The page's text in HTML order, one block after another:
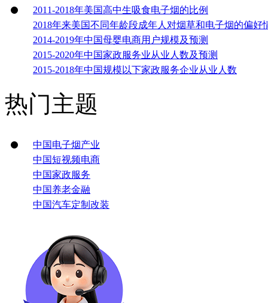
2011-2018年美国高中生吸食电子烟的比例
2018年来美国不同年龄段成年人对烟草和电子烟的偏好
2014-2019年中国母婴电商用户规模及预测
2015-2020年中国家政服务业从业人数及预测
2015-2018年中国规模以下家政服务企业从业人数
热门主题
中国电子烟产业
中国短视频电商
中国家政服务
中国养老金融
中国汽车定制改装